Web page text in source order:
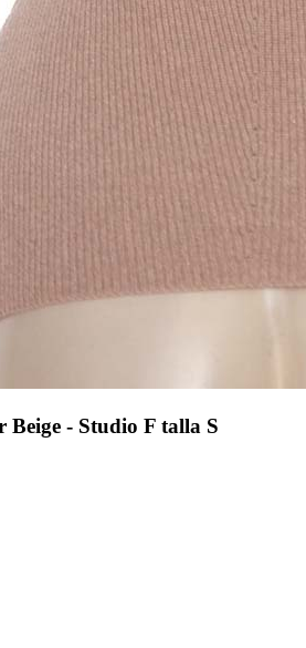
Beige - Studio F talla S